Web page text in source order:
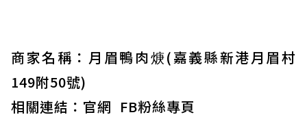
商家名稱：月眉鴨肉焿(嘉義縣新港月眉村
149附50號)
相關連結： 官網 FB粉絲專頁